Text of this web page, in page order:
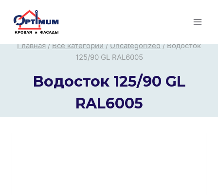
Перейти
Главная / Все категории / Uncategorized / Водосток
125/90 GL RAL6005
Водосток 125/90 GL
RAL6005